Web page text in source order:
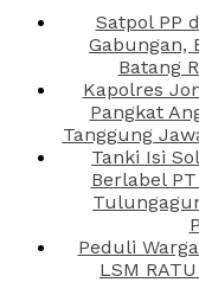
Satpol PP
Gabungan,
Batang
Kapolres
Pangkat
Tanggung
Tanki Isi
Berlabel
Peduli
LSM